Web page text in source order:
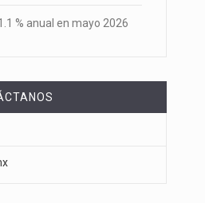
% anual en mayo 2026